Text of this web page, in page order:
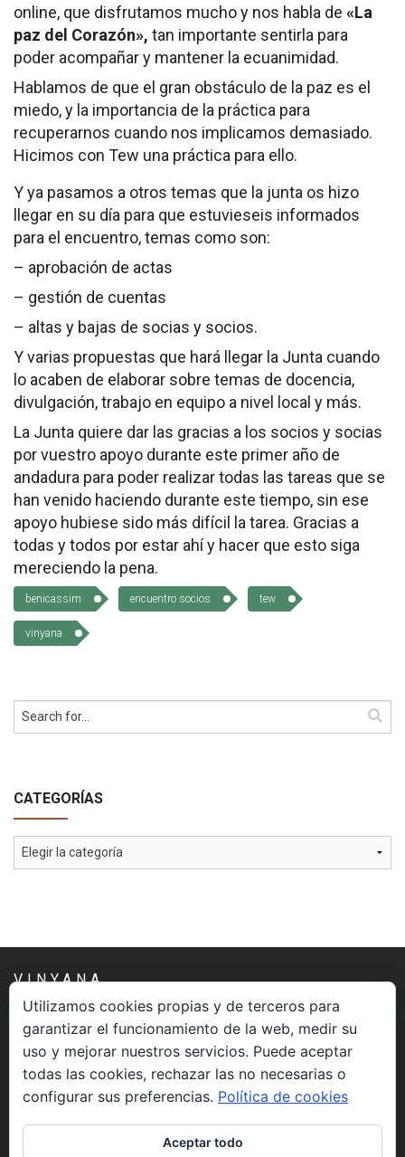
online, que disfrutamos mucho y nos habla de «La
paz del Corazón», tan importante sentirla para
poder acompañar y mantener la ecuanimidad.
Hablamos de que el gran obstáculo de la paz es el
miedo, y la importancia de la práctica para
recuperarnos cuando nos implicamos demasiado.
Hicimos con Tew una práctica para ello.
Y ya pasamos a otros temas que la junta os hizo
llegar en su día para que estuvieseis informados
para el encuentro, temas como son:
– aprobación de actas
– gestión de cuentas
– altas y bajas de socias y socios.
Y varias propuestas que hará llegar la Junta cuando
lo acaben de elaborar sobre temas de docencia,
divulgación, trabajo en equipo a nivel local y más.
La Junta quiere dar las gracias a los socios y socias
por vuestro apoyo durante este primer año de
andadura para poder realizar todas las tareas que se
han venido haciendo durante este tiempo, sin ese
apoyo hubiese sido más difícil la tarea. Gracias a
todas y todos por estar ahí y hacer que esto siga
mereciendo la pena.
benicassim encuentro socios tew
vinyana
CATEGORÍAS
Categorías
VINYANA
Una asociación constituida sin ánimo de lucro cuya misión
es atender los aspectos espirituales relacionados con el
proceso vivir el morir.
Utilizamos cookies propias y de terceros para
garantizar el funcionamiento de la web, medir su
uso y mejorar nuestros servicios. Puede aceptar
todas las cookies, rechazar las no necesarias o
configurar sus preferencias. Política de cookies
Aceptar todo